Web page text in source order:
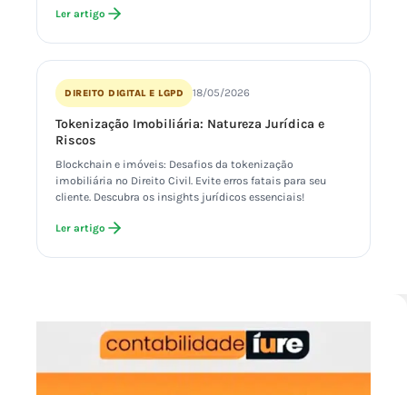
Ler artigo
DIREITO DIGITAL E LGPD 18/05/2026
Tokenização Imobiliária: Natureza Jurídica e
Riscos
Blockchain e imóveis: Desafios da tokenização
imobiliária no Direito Civil. Evite erros fatais para seu
cliente. Descubra os insights jurídicos essenciais!
Ler artigo